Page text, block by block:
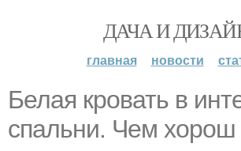
ДАЧА И
главная новости
Белая кровать в
спальни. Чем хорош